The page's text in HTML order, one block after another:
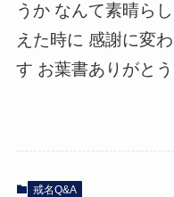
うか なんて素晴ら
えた時に 感謝に変
す お葉書ありがと
戒名Q&A